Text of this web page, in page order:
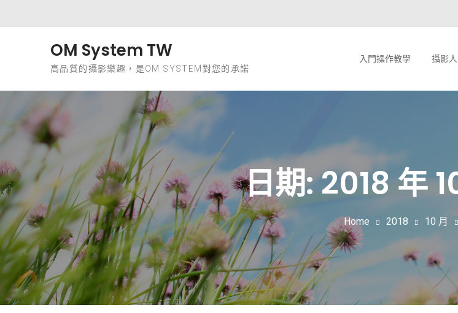
OM System TW
高品質的攝影樂趣，是OM SYSTEM對您的承諾
入門操作教學 攝影
日期: 2018 年
Home 2018 10 月